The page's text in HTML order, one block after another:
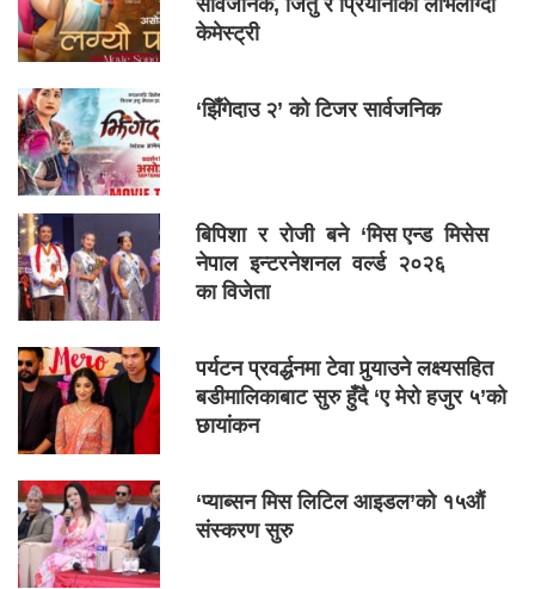
सार्वजनिक, जितु र प्रियानाको लोभलाग्दो
केमेस्ट्री
‘झिँगेदाउ २’ को टिजर सार्वजनिक
बिपिशा र रोजी बने ‘मिस एन्ड मिसेस
नेपाल इन्टरनेशनल वर्ल्ड २०२६
का विजेता
पर्यटन प्रवर्द्धनमा टेवा पुर्‍याउने लक्ष्यसहित
बडीमालिकाबाट सुरु हुँदै ‘ए मेरो हजुर ५’को
छायांकन
‘प्याब्सन मिस लिटिल आइडल’को १५औं
संस्करण सुरु